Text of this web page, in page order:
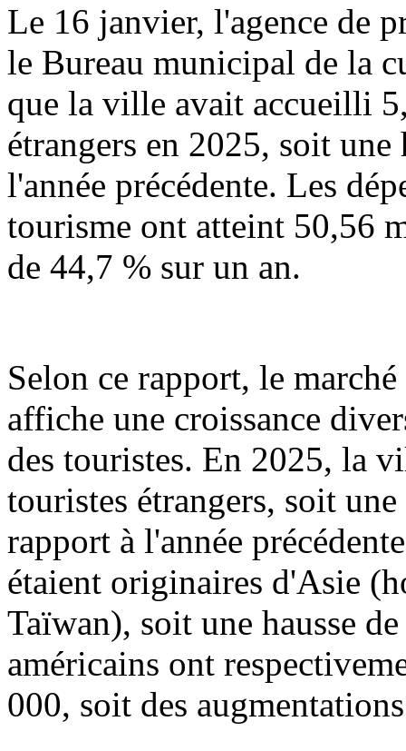
Le 16 janvier, l'agence de
le Bureau municipal de la
que la ville avait accueilli
étrangers en 2025, soit
l'année précédente. Les
tourisme ont atteint 50,56
de 44,7 % sur un an.
Selon ce rapport, le
affiche une croissance
des touristes. En 2025, la
touristes étrangers, soit
rapport à l'année
étaient originaires d'Asie
Taïwan), soit une hausse
américains ont
000, soit des